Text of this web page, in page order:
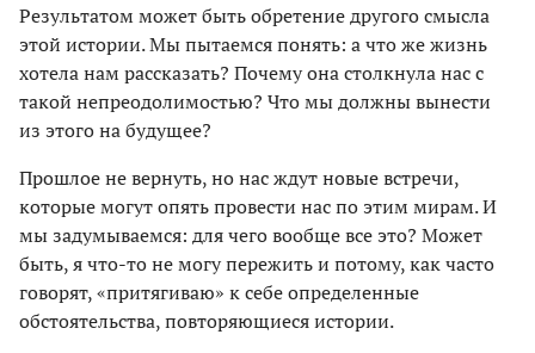
Результатом может быть обретение другого смысла
этой истории. Мы пытаемся понять: а что же жизнь
хотела нам рассказать? Почему она столкнула нас с
такой непреодолимостью? Что мы должны вынести
из этого на будущее?
Прошлое не вернуть, но нас ждут новые встречи,
которые могут опять провести нас по этим мирам. И
мы задумываемся: для чего вообще все это? Может
быть, я что-то не могу пережить и потому, как часто
говорят, «притягиваю» к себе определенные
обстоятельства, повторяющиеся истории.